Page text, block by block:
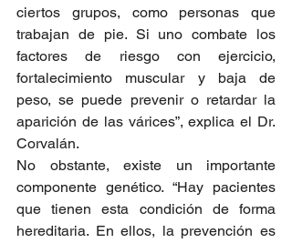
ciertos grupos, como personas que
trabajan de pie. Si uno combate los
factores de riesgo con ejercicio,
fortalecimiento muscular y baja de
peso, se puede prevenir o retardar la
aparición de las várices”, explica el Dr.
Corvalán.
No obstante, existe un importante
componente genético. “Hay pacientes
que tienen esta condición de forma
hereditaria. En ellos, la prevención es